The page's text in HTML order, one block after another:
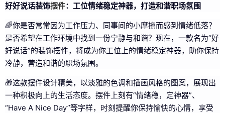
好好说话装饰摆件：工位情绪稳定神器，打造和谐职场氛围
🌈你是否常常因为工作压力、同事间的小摩擦而感到情绪低落？
是否希望在工作环境中找到一份宁静与和谐？现在，一款名为“好
好说话”的装饰摆件，将成为你工位上的情绪稳定神器，助你保持
冷静，营造和谐的职场氛围。
🎁这款摆件设计精美，以淡雅的色调和插画风格的图案，展现出
一种积极向上的生活态度。摆件上刻有“情绪稳，定神器”、
“Have A Nice Day”等字样，时刻提醒你保持愉快的心情，享受